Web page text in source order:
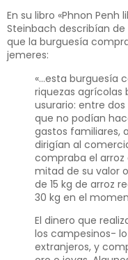
En su libro «Phnon Penh
Steinbach describían
que la burguesía
jemeres:
«…esta burguesía
riquezas agrícolas
usurario: entre
que no podían
gastos familiares,
dirigían al
compraba el
mitad de su valor
de 15 kg de arroz
30 kg en el
El dinero que
los campesinos-
extranjeros, y